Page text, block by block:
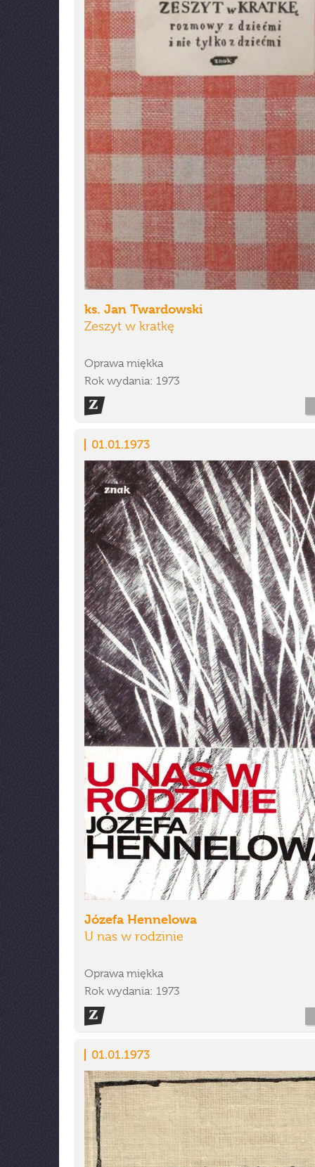
ks. Jan Twardowski
Zeszyt w kratkę
Oprawa miękka
Rok wydania: 1973
01.01.1973
Józefa Hennelowa
U nas w rodzinie
Oprawa miękka
Rok wydania: 1973
01.01.1973